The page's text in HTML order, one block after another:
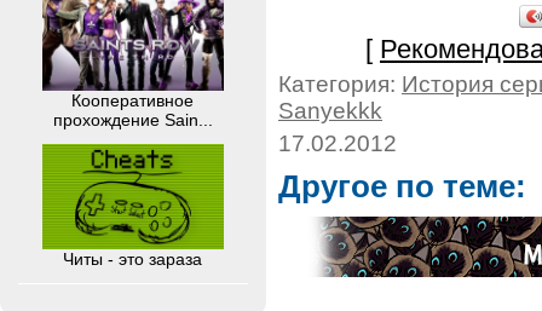
Кооперативное
прохождение Sain...
Читы - это зараза
[
Категория: История
Sanyekkk
17.02.2012
Другое по теме: